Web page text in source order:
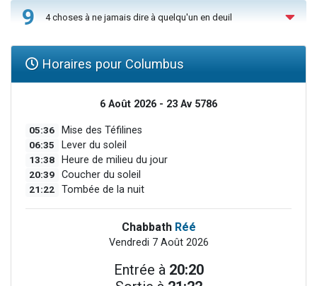
9 4 choses à ne jamais dire à quelqu'un en deuil
Horaires pour Columbus
6 Août 2026 - 23 Av 5786
05:36 Mise des Téfilines
06:35 Lever du soleil
13:38 Heure de milieu du jour
20:39 Coucher du soleil
21:22 Tombée de la nuit
Chabbath Réé
Vendredi 7 Août 2026
Entrée à 20:20